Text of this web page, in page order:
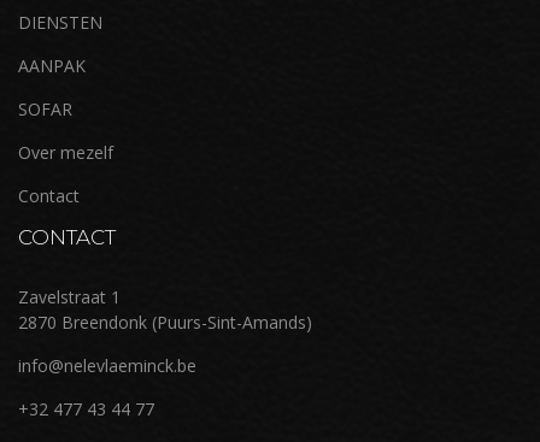
DIENSTEN
AANPAK
SOFAR
Over mezelf
Contact
CONTACT
Zavelstraat 1
2870 Breendonk (Puurs-Sint-Amands)
info@nelevlaeminck.be
+32 477 43 44 77